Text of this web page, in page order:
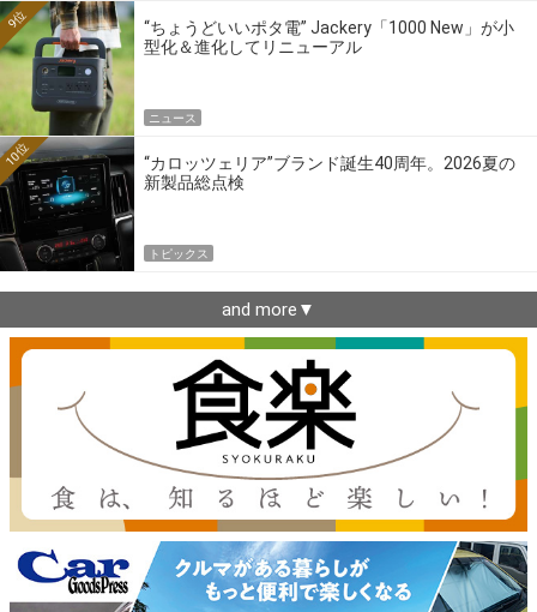
“ちょうどいいポタ電” Jackery「1000 New」が小
型化＆進化してリニューアル
9位
ニュース
“カロッツェリア”ブランド誕生40周年。2026夏の
新製品総点検
10位
トピックス
and more▼